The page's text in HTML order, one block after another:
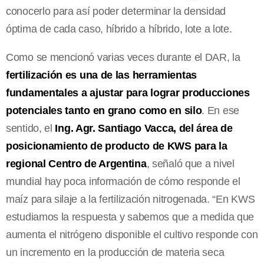
conocerlo para así poder determinar la densidad
óptima de cada caso, híbrido a híbrido, lote a lote.
Como se mencionó varias veces durante el DAR, la
fertilización es una de las herramientas
fundamentales a ajustar para lograr producciones
potenciales tanto en grano como en silo. En ese
sentido, el Ing. Agr. Santiago Vacca, del área de
posicionamiento de producto de KWS para la
regional Centro de Argentina, señaló que a nivel
mundial hay poca información de cómo responde el
maíz para silaje a la fertilización nitrogenada. “En KWS
estudiamos la respuesta y sabemos que a medida que
aumenta el nitrógeno disponible el cultivo responde con
un incremento en la producción de materia seca